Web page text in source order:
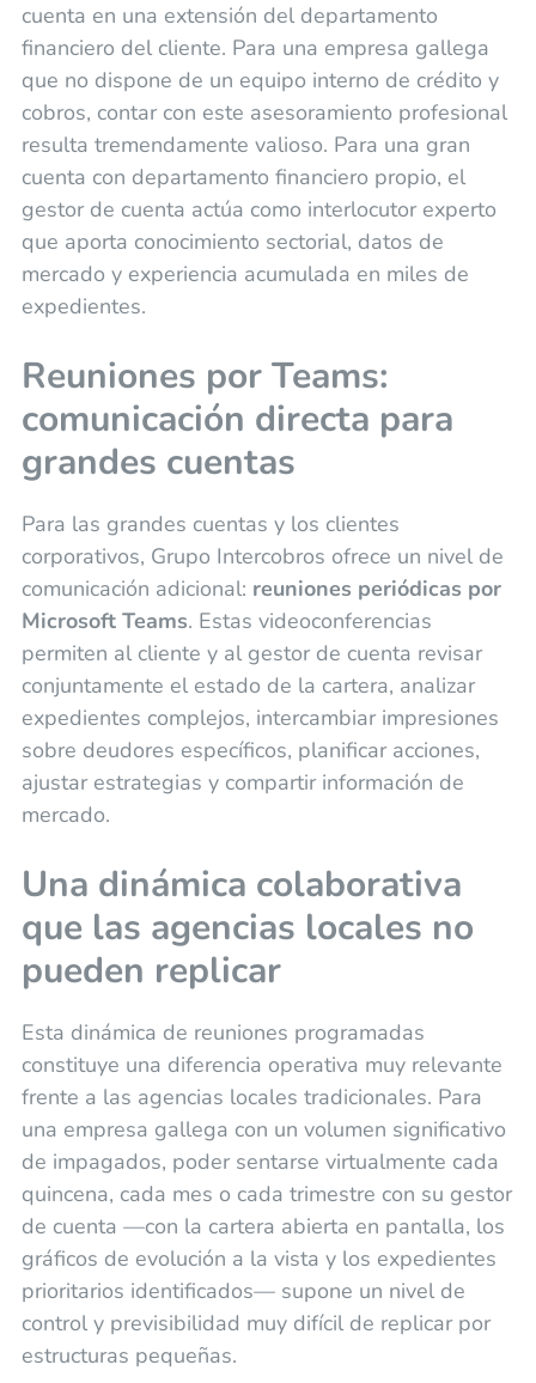
cuenta en una extensión del departamento
financiero del cliente. Para una empresa gallega
que no dispone de un equipo interno de crédito y
cobros, contar con este asesoramiento profesional
resulta tremendamente valioso. Para una gran
cuenta con departamento financiero propio, el
gestor de cuenta actúa como interlocutor experto
que aporta conocimiento sectorial, datos de
mercado y experiencia acumulada en miles de
expedientes.
Reuniones por Teams:
comunicación directa para
grandes cuentas
Para las grandes cuentas y los clientes
corporativos, Grupo Intercobros ofrece un nivel de
comunicación adicional: reuniones periódicas por
Microsoft Teams. Estas videoconferencias
permiten al cliente y al gestor de cuenta revisar
conjuntamente el estado de la cartera, analizar
expedientes complejos, intercambiar impresiones
sobre deudores específicos, planificar acciones,
ajustar estrategias y compartir información de
mercado.
Una dinámica colaborativa
que las agencias locales no
pueden replicar
Esta dinámica de reuniones programadas
constituye una diferencia operativa muy relevante
frente a las agencias locales tradicionales. Para
una empresa gallega con un volumen significativo
de impagados, poder sentarse virtualmente cada
quincena, cada mes o cada trimestre con su gestor
de cuenta —con la cartera abierta en pantalla, los
gráficos de evolución a la vista y los expedientes
prioritarios identificados— supone un nivel de
control y previsibilidad muy difícil de replicar por
estructuras pequeñas.